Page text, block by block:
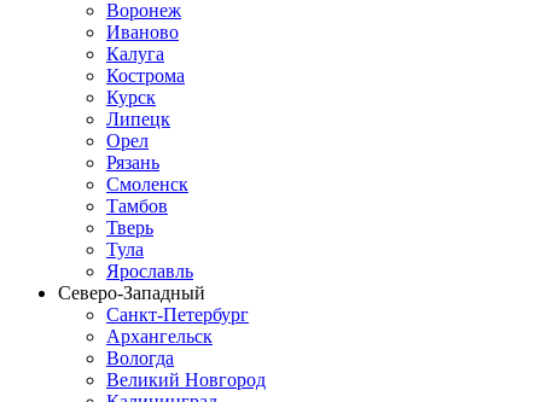
Воронеж
Иваново
Калуга
Кострома
Курск
Липецк
Орел
Рязань
Смоленск
Тамбов
Тверь
Тула
Ярославль
Северо-Западный
Санкт-Петербург
Архангельск
Вологда
Великий Новгород